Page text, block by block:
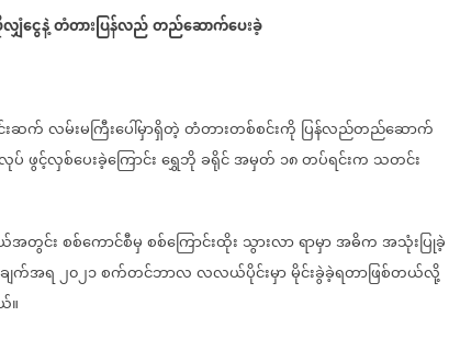
ျှံငွေနဲ့တံတားပြန်လည်တည်ဆောက်ပေးခဲ့
းဆက်လမ်းမကြီးပေါ်မှာရှိတဲ့တံတားတစ်စင်းကို ပြန်လည်တည်ဆောက်
ပ်ဖွင့်လှစ်ပေးခဲ့ကြောင်းရွှေဘိုခရိုင်အမှတ် ၁၈တပ်ရင်းက သတင်း
အတွင်းစစ်ကောင်စီမှစစ်ကြောင်းထိုး သွားလာရာမှာအဓိကအသုံးပြုခဲ့
က်အရ၂၀၂၁စက်တင်ဘာလလလယ်ပိုင်းမှာမိုင်းခွဲခဲ့ရတာဖြစ်တယ်လို့
။